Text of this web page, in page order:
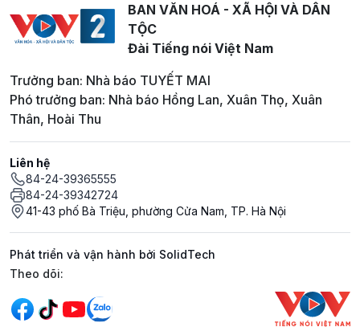
BAN VĂN HOÁ - XÃ HỘI VÀ DÂN
TỘC
Đài Tiếng nói Việt Nam
Trưởng ban: Nhà báo TUYẾT MAI
Phó trưởng ban: Nhà báo Hồng Lan, Xuân Thọ, Xuân
Thân, Hoài Thu
Liên hệ
84-24-39365555
84-24-39342724
41-43 phố Bà Triệu, phường Cửa Nam, TP. Hà Nội
Phát triển và vận hành bởi SolidTech
Mạng xã hội
Theo dõi: